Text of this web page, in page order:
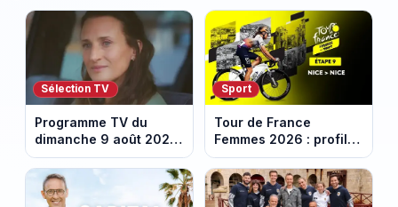
Sélection TV
Programme TV du
dimanche 9 août 2026
: notre sélection pour
votre soirée télé
Sport
Tour de France
Femmes 2026 : profil
et horaires de la
dernière étape à Nice